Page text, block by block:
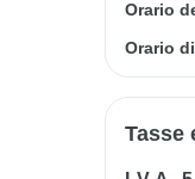
Orario
Orario
Tasse